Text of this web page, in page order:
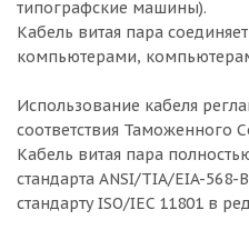
типографские машины).
Кабель витая пара
компьютерами,
Использование кабеля
соответствия Таможенного
Кабель витая пара
стандарта ANSI/TIA/EIA-
стандарту ISO/IEC 11801 в